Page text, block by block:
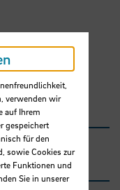
verwenden wir
auf Ihrem
gespeichert
für den
sowie Cookies zur
Funktionen und
Sie in unserer